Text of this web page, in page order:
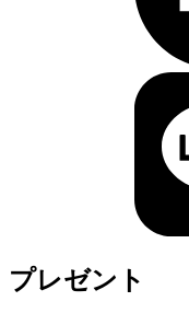
プレゼント